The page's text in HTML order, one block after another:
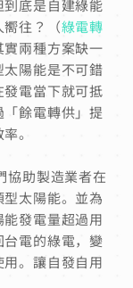
到底是自建綠能
往？
（綠電轉
實兩種方案缺一
陽能是不可錯
電當下就可抵
餘電轉供」提
。
協助製造業者在
太陽能。並為
發電量超過用
電的綠電，變
。讓自發自用